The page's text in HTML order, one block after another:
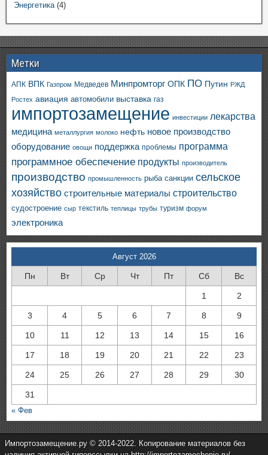
Энергетика(4)
Метки
АПК ВПК Газпром Медведев Минпромторг ОПК ПО Путин РЖД
Ростех авиация автомобили выставка газ
импортозамещение инвестиции лекарства
медицина металлургия молоко нефть новое производство
оборудование овощи поддержка проблемы программа
программное обеспечение продукты производитель
производство промышленность рыба санкции сельское
хозяйство строительные материалы строительство
судостроение сыр текстиль теплицы трубы туризм форум
электроника
Август 2026
Пн Вт Ср Чт Пт Сб Вс
1 2
3 4 5 6 7 8 9
10 11 12 13 14 15 16
17 18 19 20 21 22 23
24 25 26 27 28 29 30
31
« Фев
Импортозамещение.ру © 2014-2022. Копирование материалов без